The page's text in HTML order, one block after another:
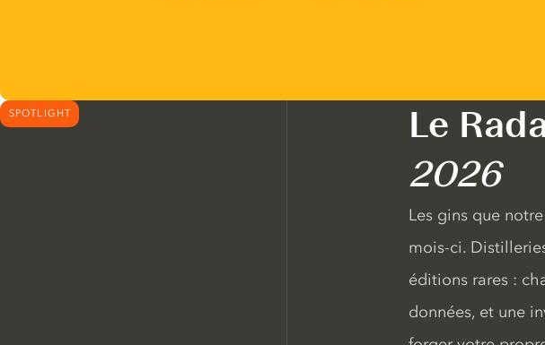
SPOTLIGHT Le
2026
Les gins que
mois-ci.
éditions rares :
données, et une